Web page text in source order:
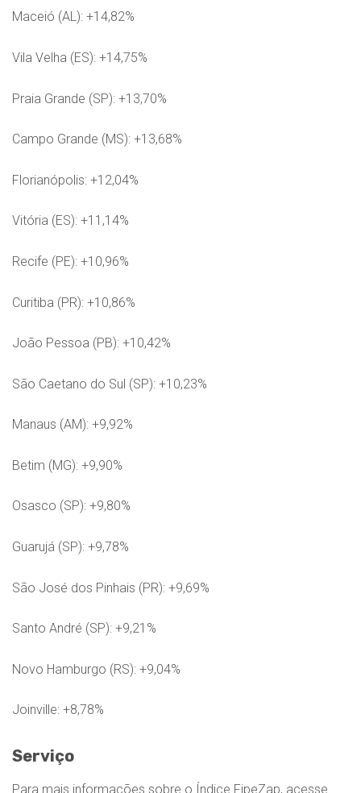
Maceió (AL): +14,82%
Vila Velha (ES): +14,75%
Praia Grande (SP): +13,70%
Campo Grande (MS): +13,68%
Florianópolis: +12,04%
Vitória (ES): +11,14%
Recife (PE): +10,96%
Curitiba (PR): +10,86%
João Pessoa (PB): +10,42%
São Caetano do Sul (SP): +10,23%
Manaus (AM): +9,92%
Betim (MG): +9,90%
Osasco (SP): +9,80%
Guarujá (SP): +9,78%
São José dos Pinhais (PR): +9,69%
Santo André (SP): +9,21%
Novo Hamburgo (RS): +9,04%
Joinville: +8,78%
Serviço
Para mais informações sobre o Índice FipeZap, acesse